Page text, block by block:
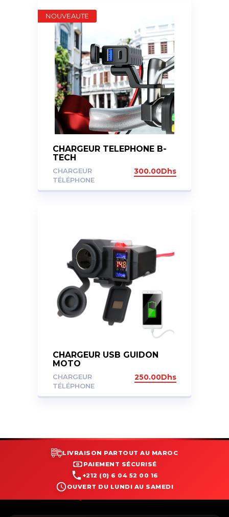
CHARGEUR TELEPHONE B-
TECH
CHARGEUR
TÉLÉPHONE
300.00Dhs
NOUVEAUTE
CHARGEUR USB GUIDON
MOTO
CHARGEUR
TÉLÉPHONE
250.00Dhs
LIVRAISON PARTOUT AU MAROC
PAIEMENT SÉCURISÉ
+212 (0) 6 04 52 00 16
OUVERT DU LUNDI AU SAMEDI